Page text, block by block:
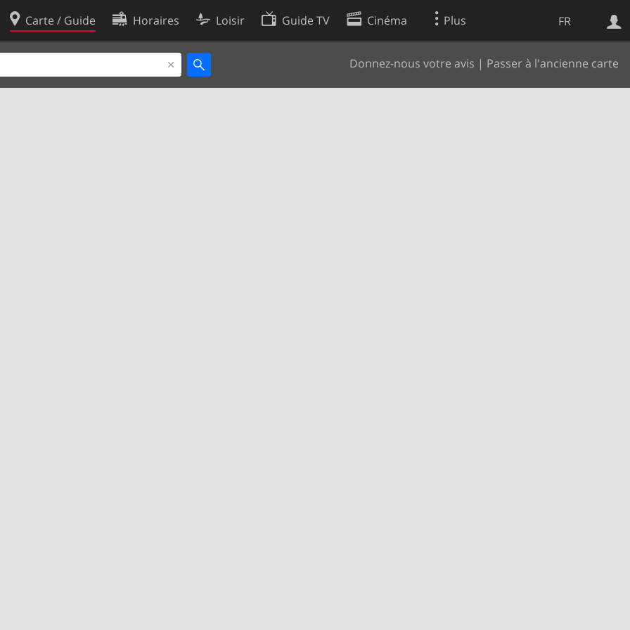
FR
Carte / Guide Horaires Loisir Guide TV Cinéma Plus
Donnez-nous votre avis | Passer à l'ancienne carte
Web
Politique en matière de cookies
Préférences de cookies